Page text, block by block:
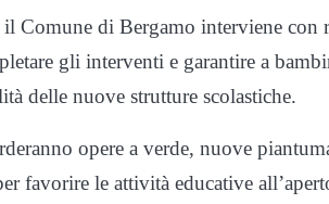
Comune di Bergamo interviene con
gli interventi e garantire a
delle nuove strutture scolastiche.
opere a verde, nuove
favorire le attività educative